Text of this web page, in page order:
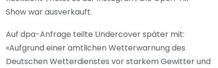
Show war ausverkauft.
Auf dpa-Anfrage teilte Undercover später mit:
«Aufgrund einer amtlichen Wetterwarnung des
Deutschen Wetterdienstes vor starkem Gewitter und